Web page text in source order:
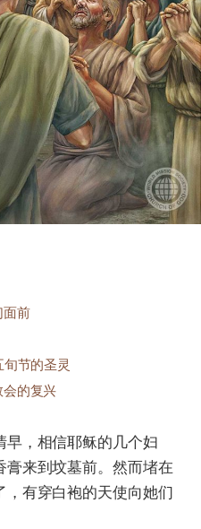
面前
节的圣灵
的复兴
早，相信耶稣的几个妇
来到坟墓前。然而堵在
有穿白袍的天使向她们